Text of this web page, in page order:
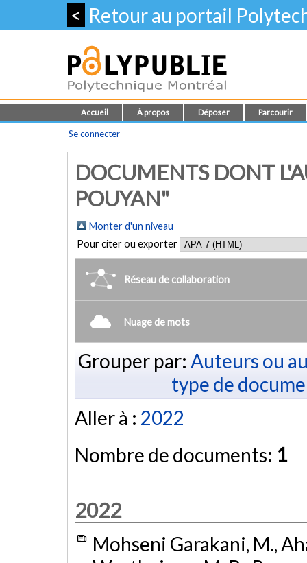
< Retour au portail
Accueil À propos Déposer Parcourir
Se connecter
DOCUMENTS DONT
POUYAN"
Monter d'un niveau
Pour citer ou exporter
Réseau de collaboration
Nuage de mots
Grouper par: Auteurs ou
type de
Aller à : 2022
Nombre de documents: 1
2022
Mohseni Garakani, M.,